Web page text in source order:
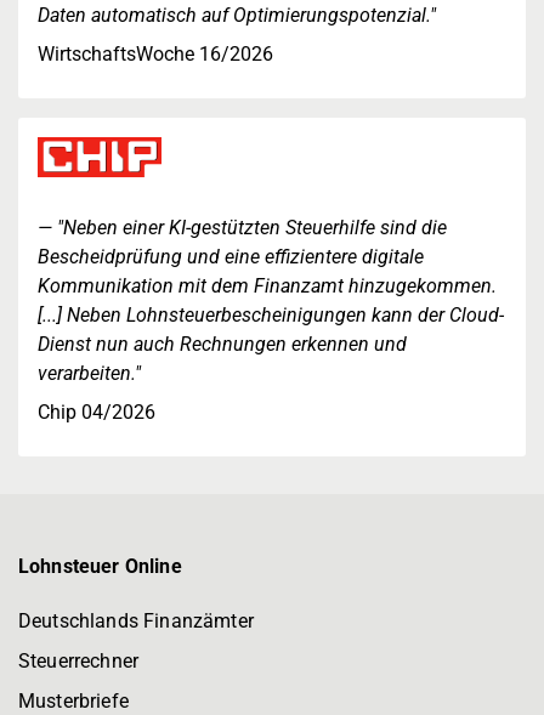
Daten automatisch auf Optimierungspotenzial."
WirtschaftsWoche 16/2026
"Neben einer KI-gestützten Steuerhilfe sind die
Bescheidprüfung und eine effizientere digitale
Kommunikation mit dem Finanzamt hinzugekommen.
[...] Neben Lohnsteuerbescheinigungen kann der Cloud-
Dienst nun auch Rechnungen erkennen und
verarbeiten."
Chip 04/2026
Lohnsteuer Online
Deutschlands Finanzämter
Steuerrechner
Musterbriefe